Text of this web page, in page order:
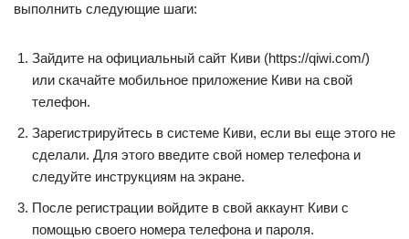
выполнить следующие шаги:
Зайдите на официальный сайт Киви (https://qiwi.com/)
или скачайте мобильное приложение Киви на свой
телефон.
Зарегистрируйтесь в системе Киви, если вы еще этого не
сделали. Для этого введите свой номер телефона и
следуйте инструкциям на экране.
После регистрации войдите в свой аккаунт Киви с
помощью своего номера телефона и пароля.